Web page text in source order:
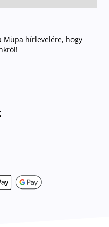
Müpa hírlevelére, hogy